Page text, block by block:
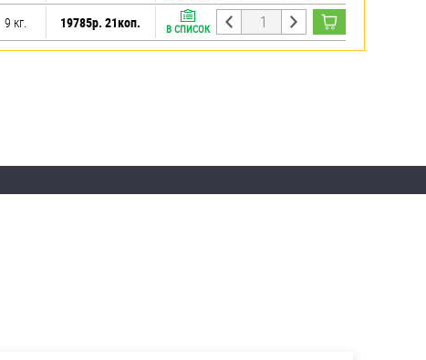
9 кг. 19785р. 21коп. В СПИСОК